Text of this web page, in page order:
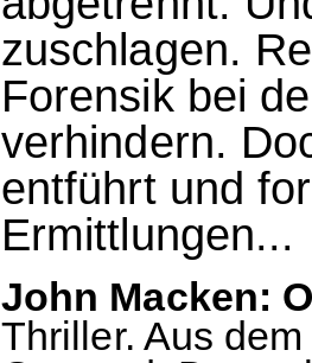
zuschlagen.
Forensik bei
verhindern.
entführt und
Ermittlungen...
John Macken:
Thriller. Aus